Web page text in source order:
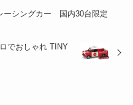
ーシングカー 国内30台限定
でおしゃれ TINY